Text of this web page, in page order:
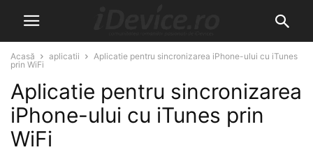
Acasă aplicatii
Aplicatie pentru sincronizarea iPhone-ului cu iTunes
prin WiFi
Aplicatie pentru sincronizarea
iPhone-ului cu iTunes prin
WiFi